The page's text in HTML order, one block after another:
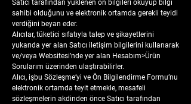
Satıcı tarafından yüklenen ön bilgileri okuyup bilgi
sahibi olduğunu ve elektronik ortamda gerekli teyidi
verdiğini beyan eder.
Alıcılar, tüketici sıfatıyla talep ve şikayetlerini
yukarıda yer alan Satıcı iletişim bilgilerini kullanarak
ve/veya Websitesi’nde yer alan Hesabım>Ürün
Sorularım üzerinden ulaştırabilirler.
Alıcı, işbu Sözleşme’yi ve Ön Bilgilendirme Formu’nu
elektronik ortamda teyit etmekle, mesafeli
sözleşmelerin akdinden önce Satıcı tarafından